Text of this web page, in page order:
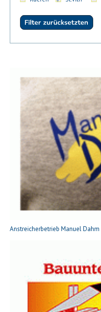
Anstreicherbetrieb Manuel Dahm